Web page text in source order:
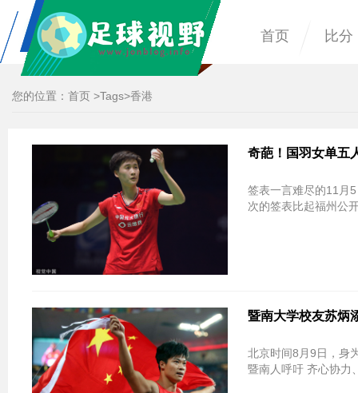
首页 比分
您的位置： 首页 >Tags>香港
奇葩！国羽女单五
签表一言难尽的11月
次的签表比起福州公
暨南大学校友苏炳
北京时间8月9日，身
暨南人呼吁 齐心协力